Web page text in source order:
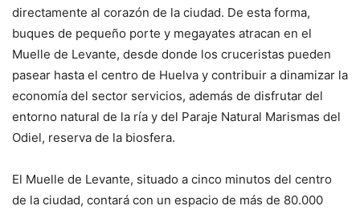
directamente al corazón de la ciudad. De esta forma,
buques de pequeño porte y megayates atracan en el
Muelle de Levante, desde donde los cruceristas pueden
pasear hasta el centro de Huelva y contribuir a dinamizar la
economía del sector servicios, además de disfrutar del
entorno natural de la ría y del Paraje Natural Marismas del
Odiel, reserva de la biosfera.
El Muelle de Levante, situado a cinco minutos del centro
de la ciudad, contará con un espacio de más de 80.000